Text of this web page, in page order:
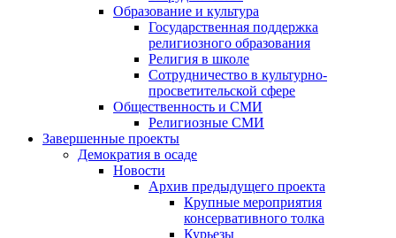
Образование и культура
Государственная поддержка
религиозного образования
Религия в школе
Сотрудничество в культурно-
просветительской сфере
Общественность и СМИ
Религиозные СМИ
Завершенные проекты
Демократия в осаде
Новости
Архив предыдущего проекта
Крупные мероприятия
консервативного толка
Курьезы